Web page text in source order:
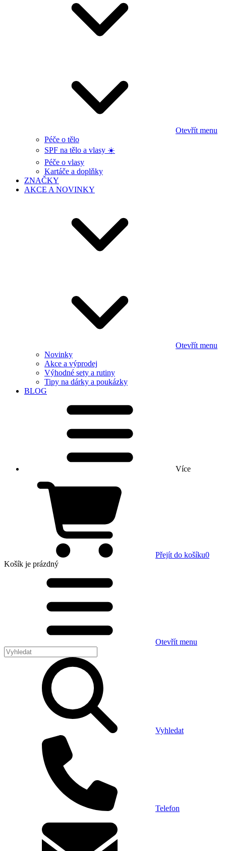
Otevřít menu
Péče o tělo
SPF na tělo a vlasy ☀️
Péče o vlasy
Kartáče a doplňky
ZNAČKY
AKCE A NOVINKY
Otevřít menu
Novinky
Akce a výprodej
Výhodné sety a rutiny
Tipy na dárky a poukázky
BLOG
Více
Přejít do košíku0
Košík je prázdný
Otevřít menu
Vyhledat
Telefon